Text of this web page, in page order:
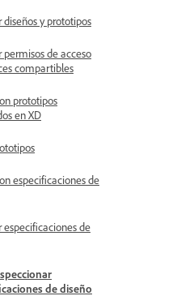
y prototipos
permisos de acceso
compartibles
prototipos
en XD
especificaciones de
de
de diseño